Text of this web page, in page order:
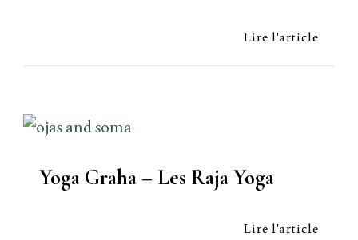
Lire l'article
Yoga Graha – Les Raja Yoga
Lire l'article